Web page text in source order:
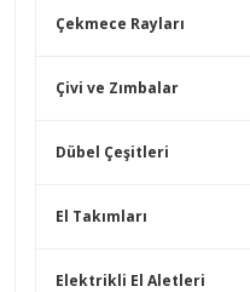
Çekmece Rayları
Çivi ve Zımbalar
Dübel Çeşitleri
El Takımları
Elektrikli El Aletleri